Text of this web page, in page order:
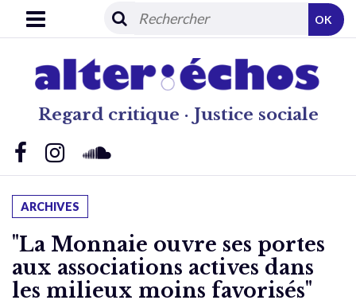
Regard critique · Justice sociale
OK
ARCHIVES
"La Monnaie ouvre ses portes
aux associations actives dans
les milieux moins favorisés"